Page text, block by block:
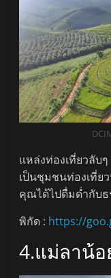
แหล่งท่องเที่ยวลับ
เป็นชุมชนท่องเที่ย
คุณได้ไปดื่มด่ำกับธ
พิกัด : https://
4.แม่ลาน้อ